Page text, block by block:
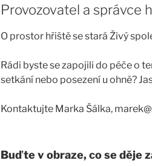
Provozovatel a správce
O prostor hřiště se stará Živý
Rádi byste se zapojili do péče o
setkání nebo posezení u ohně?
Kontaktujte Marka Šálka,
Buďte v obraze, co se děje